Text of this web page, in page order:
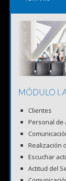
MÓDULO I.
Clientes
Personal de
Realización
Escuchar
Actitud del